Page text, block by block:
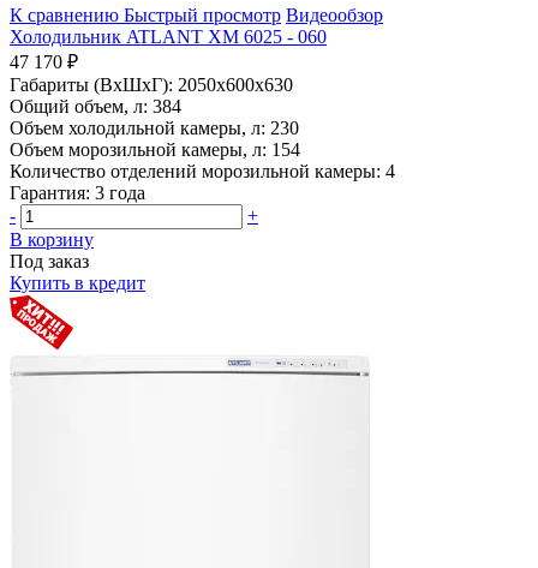
К сравнению Быстрый просмотр Видеообзор
Холодильник ATLANT ХМ 6025 - 060
47 170 ₽
Габариты (ВхШхГ): 2050x600x630
Общий объем, л: 384
Объем холодильной камеры, л: 230
Объем морозильной камеры, л: 154
Количество отделений морозильной камеры: 4
Гарантия: 3 года
-
+
В корзину
Под заказ
Купить в кредит